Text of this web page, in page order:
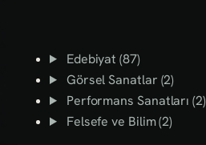
Edebiyat (87)
Görsel Sanatlar (2)
Performans Sanatları (2)
Felsefe ve Bilim (2)